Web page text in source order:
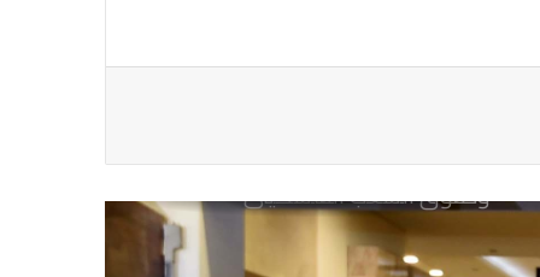
الفوري عن الزميل الصحفي اسحق
يدعو الى دعم القضية الفلسطينية
وحقوق الشعب الفلسطيني